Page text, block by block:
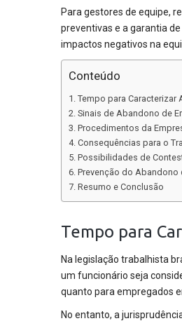
Para gestores de equipe,
preventivas e a garantia
impactos negativos na
Conteúdo
Tempo para Caracterizar
Sinais de Abandono de
Procedimentos da
Consequências para o
Possibilidades de
Prevenção do Abandono
Resumo e Conclusão
Tempo para
Na legislação trabalhista
um funcionário seja
quanto para empregados
No entanto, a